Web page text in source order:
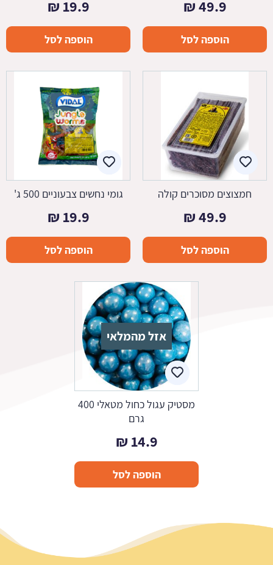
49.9
₪
הוספה לסל
19.9
₪
הוספה לסל
חמצוצים מסוכרים קולה
49.9
₪
הוספה לסל
גומי נחשים צבעוניים 500 ג'
19.9
₪
הוספה לסל
אזל מהמלאי
מסטיק עגול כחול מטאלי 400
גרם
14.9
₪
הוספה לסל